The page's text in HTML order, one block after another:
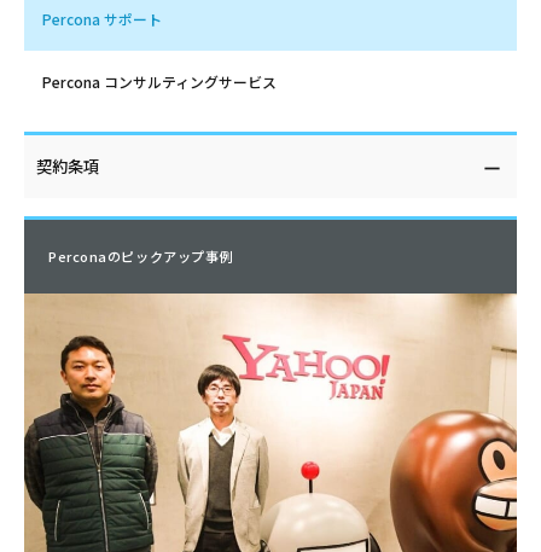
Percona サポート
Percona コンサルティングサービス
契約条項
Perconaのピックアップ事例